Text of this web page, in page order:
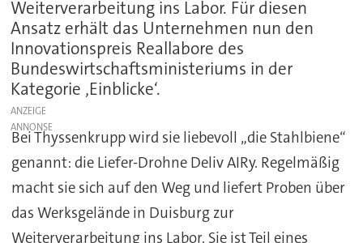
Weiterverarbeitung ins Labor. Für diesen
Ansatz erhält das Unternehmen nun den
Innovationspreis Reallabore des
Bundeswirtschaftsministeriums in der
Kategorie ‚Einblicke‘.
ANZEIGE
Bei Thyssenkrupp wird sie liebevoll „die Stahlbiene“
genannt: die Liefer-Drohne Deliv AIRy. Regelmäßig
macht sie sich auf den Weg und liefert Proben über
das Werksgelände in Duisburg zur
Weiterverarbeitung ins Labor. Sie ist Teil eines